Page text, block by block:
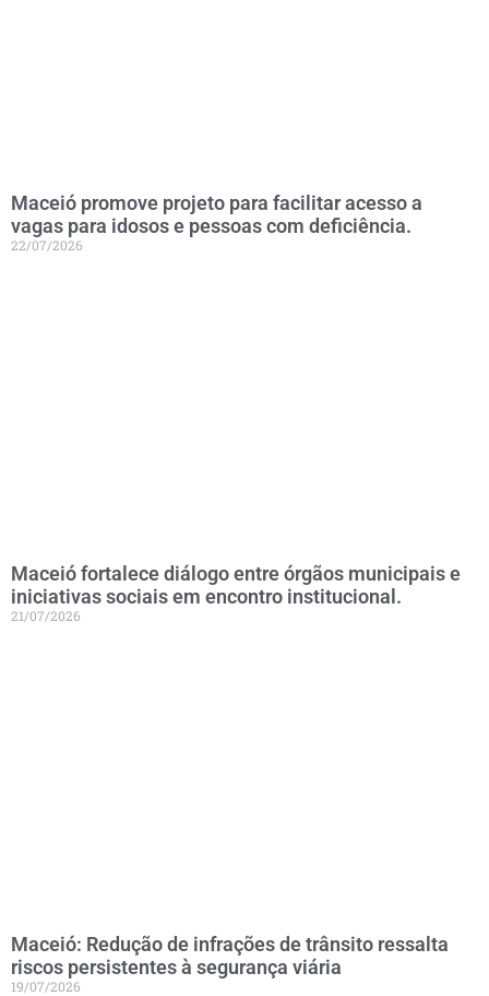
Maceió promove projeto para facilitar acesso a
vagas para idosos e pessoas com deficiência.
22/07/2026
Maceió fortalece diálogo entre órgãos municipais e
iniciativas sociais em encontro institucional.
21/07/2026
Maceió: Redução de infrações de trânsito ressalta
riscos persistentes à segurança viária
19/07/2026